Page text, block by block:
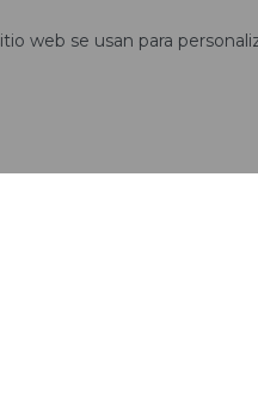
web se usan para
